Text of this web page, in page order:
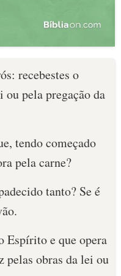
recebestes o
pela pregação da
tendo começado
pela carne?
tanto? Se é
Espírito e que opera
pelas obras da lei ou